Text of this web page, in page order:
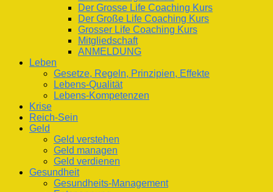
Der Grosse Life Coaching Kurs
Der Große Life Coaching Kurs
Grosser Life Coaching Kurs
Mitgliedschaft
ANMELDUNG
Leben
Gesetze, Regeln, Prinzipien, Effekte
Lebens-Qualität
Lebens-Kompetenzen
Krise
Reich-Sein
Geld
Geld verstehen
Geld managen
Geld verdienen
Gesundheit
Gesundheits-Management